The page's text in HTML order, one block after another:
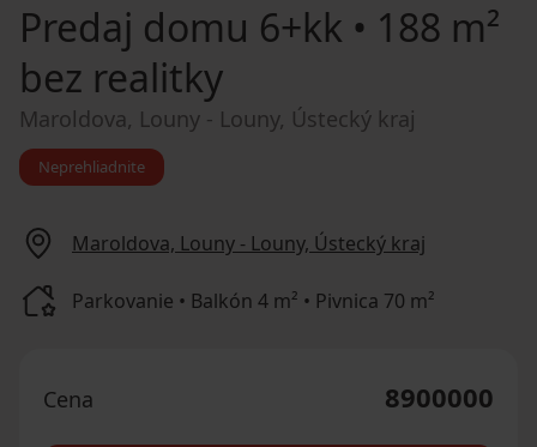
Predaj domu 6+kk • 188 m²
bez realitky
Maroldova, Louny - Louny, Ústecký kraj
Neprehliadnite
Maroldova, Louny - Louny, Ústecký kraj
Parkovanie • Balkón 4 m² • Pivnica 70 m²
Cena 8900000